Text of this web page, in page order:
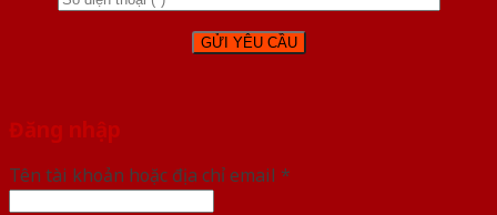
Đăng nhập
Tên tài khoản hoặc địa chỉ email *